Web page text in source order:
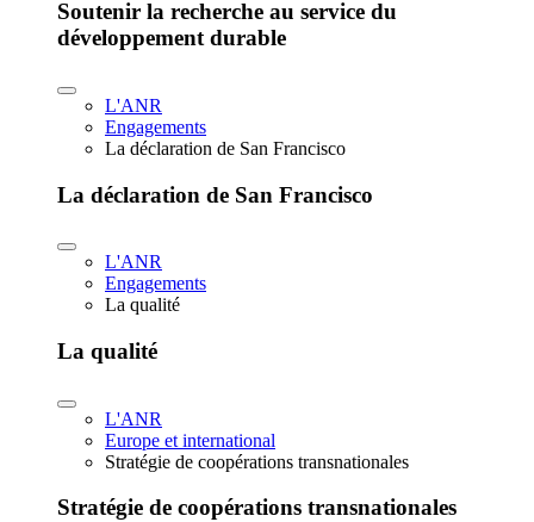
Soutenir la recherche au service du
développement durable
L'ANR
Engagements
La déclaration de San Francisco
La déclaration de San Francisco
L'ANR
Engagements
La qualité
La qualité
L'ANR
Europe et international
Stratégie de coopérations transnationales
Stratégie de coopérations transnationales